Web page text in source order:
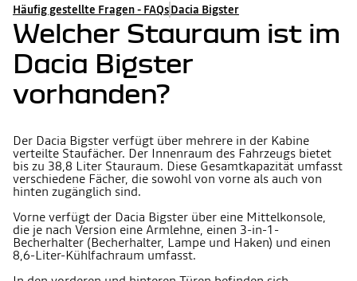
Häufig gestellte Fragen - FAQsDacia Bigster
Welcher Stauraum ist im
Dacia Bigster
vorhanden?
Der Dacia Bigster verfügt über mehrere in der Kabine
verteilte Staufächer. Der Innenraum des Fahrzeugs bietet
bis zu 38,8 Liter Stauraum. Diese Gesamtkapazität umfasst
verschiedene Fächer, die sowohl von vorne als auch von
hinten zugänglich sind.
Vorne verfügt der Dacia Bigster über eine Mittelkonsole,
die je nach Version eine Armlehne, einen 3-in-1-
Becherhalter (Becherhalter, Lampe und Haken) und einen
8,6-Liter-Kühlfachraum umfasst.